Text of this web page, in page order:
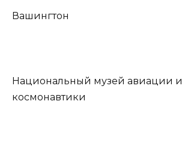
Вашингтон
Национальный музей авиации и
космонавтики